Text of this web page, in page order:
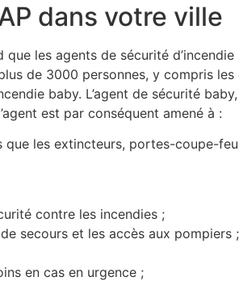
dans votre ville
que les agents de sécurité
de 3000 personnes, y compris
baby. L’agent de sécurité
est par conséquent amené à :
que les extincteurs, portes-coupe-
contre les incendies ;
secours et les accès aux pompiers ;
en cas en urgence ;